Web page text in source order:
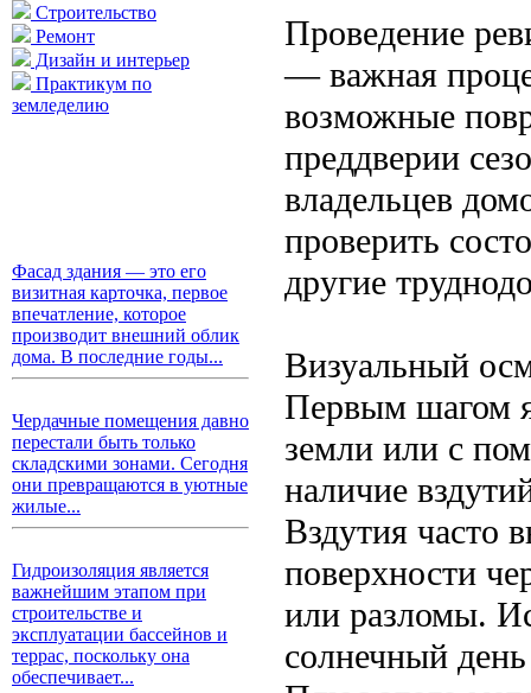
Строительство
Ремонт
Дизайн и интерьер
Практикум по
земледелию
Фасад здания — это его
визитная карточка, первое
впечатление, которое
производит внешний облик
дома. В последние годы...
Чердачные помещения давно
перестали быть только
складскими зонами. Сегодня
они превращаются в уютные
жилые...
Гидроизоляция является
важнейшим этапом при
строительстве и
эксплуатации бассейнов и
террас, поскольку она
обеспечивает...
Проведение
— важная
возможные
преддверии
владельцев
проверить
другие
Визуальный
Первым шагом
земли или с
наличие
Вздутия часто
поверхности
или разломы.
солнечный